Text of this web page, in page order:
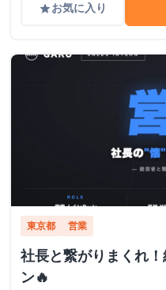
gradeお気に入り
東京都 営業
社長と繋がりまくれ
ン🔥